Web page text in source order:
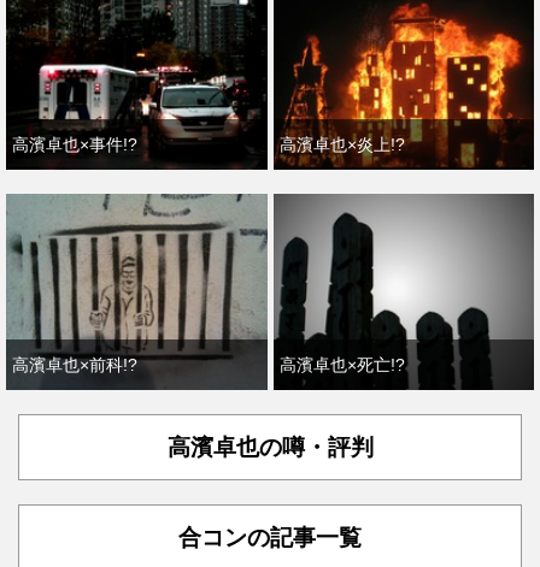
高濱卓也×事件!? 高濱卓也×炎上!?
高濱卓也×前科!? 高濱卓也×死亡!?
高濱卓也の噂・評判
合コンの記事一覧